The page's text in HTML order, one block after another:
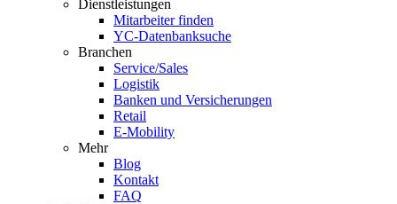
Dienstleistungen
Mitarbeiter finden
YC-Datenbanksuche
Branchen
Service/Sales
Logistik
Banken und Versicherungen
Retail
E-Mobility
Mehr
Blog
Kontakt
FAQ